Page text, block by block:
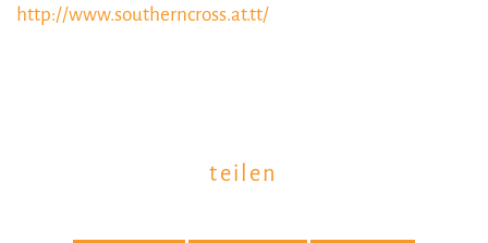
http://www.southerncross.at.tt/
teilen